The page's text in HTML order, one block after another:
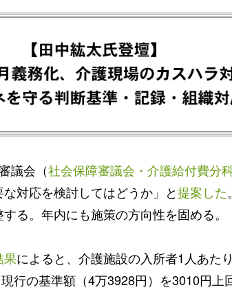
議会（社会保障審議会・介護給付費分
対応を検討してはどうか」と提案した
る。年内にも施策の方向性を固める。
果によると、介護施設の入所者1人あた
行の基準額（4万3928円）を3010円上